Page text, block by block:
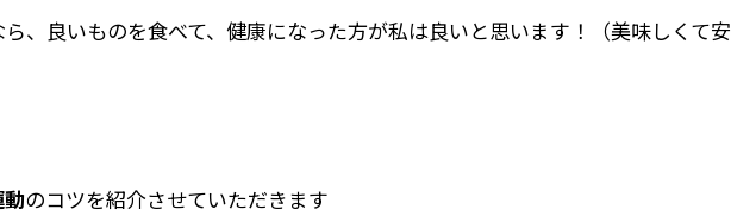
、良いものを食べて、健康になった方が私は良いと思います！（美味しくて安
のコツを紹介させていただきます